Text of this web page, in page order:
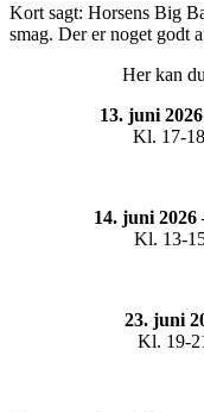
Kort sagt: Horsens Big
smag. Der er noget godt
Her kan
13. juni
Kl. 17-
14. juni 2026
Kl. 13-
23. juni
Kl. 19-